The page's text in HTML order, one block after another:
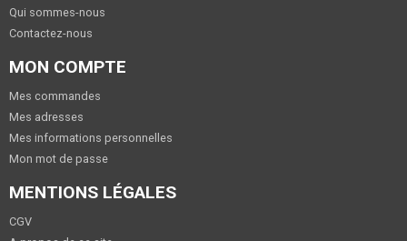
Qui sommes-nous
Contactez-nous
MON COMPTE
Mes commandes
Mes adresses
Mes informations personnelles
Mon mot de passe
MENTIONS LÉGALES
CGV